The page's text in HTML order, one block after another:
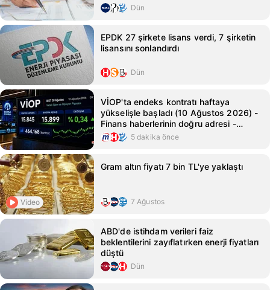
Dün
EPDK 27 şirkete lisans verdi, 7 şirketin
lisansını sonlandırdı
Dün
VİOP'ta endeks kontratı haftaya
yükselişle başladı (10 Ağustos 2026) -
Finans haberlerinin doğru adresi -
Mynet Finans Haber
5 dakika önce
Video
Gram altın fiyatı 7 bin TL'ye yaklaştı
7 Ağustos
ABD'de istihdam verileri faiz
beklentilerini zayıflatırken enerji fiyatları
düştü
Dün